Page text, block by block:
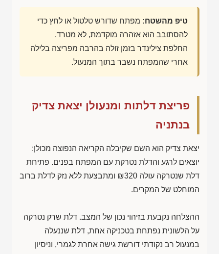
טיפ מהשטח: מפתח שדורש טלטול או לחץ כדי
להסתובב הוא אזהרה מוקדמת, לא מטרד.
החלפת צילינדר בזמן זולה בהרבה מפריצה בלילה
אחרי שהמפתח נשבר בתוך המנעול.
פריצת דלתות ומנעולן יצאת צדיק
בנתניה
יצאת צדיק הוא השם שקיבלה הקריאה הנפוצה מכולן:
יוצאים לרגע והדלת נטרקת עם המפתח בפנים. פתיחת
דלת שנטרקה עולה ₪320 ומתבצעת ללא נזק לדלת ברוב
המוחלט של המקרים.
ההצלחה נקבעת בזיהוי נכון של המצב. דלת שרק נטרקה
על הלשונית נפתחת בטכניקה אחת, דלת שננעלה
במנעול רב נקודתי דורשת גישה אחרת לגמרי, וניסיון